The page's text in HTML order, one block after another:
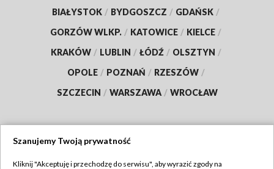
BIAŁYSTOK / BYDGOSZCZ / GDAŃSK /
GORZÓW WLKP. / KATOWICE / KIELCE /
KRAKÓW / LUBLIN / ŁÓDŹ / OLSZTYN /
OPOLE / POZNAŃ / RZESZÓW /
SZCZECIN / WARSZAWA / WROCŁAW
Szanujemy Twoją prywatność
Kliknij "Akceptuję i przechodzę do serwisu", aby wyrazić zgody na